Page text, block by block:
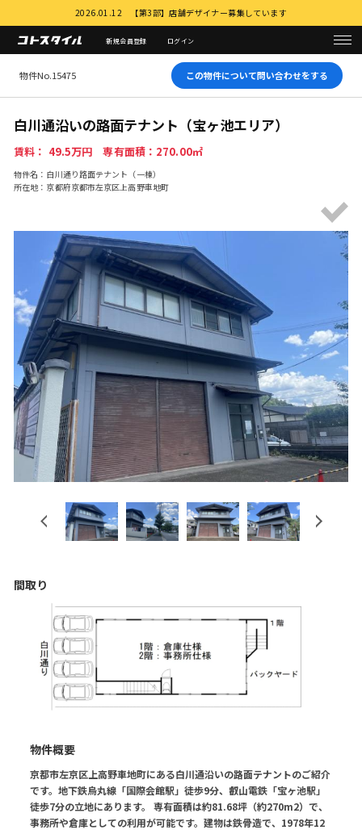
2026.01.12 【第3部】店舗デザイナー募集しています
新規会員登録 ログイン
物件No.15475 この物件について問い合わせをする
白川通沿いの路面テナント（宝ヶ池エリア）
賃料： 49.5万円 専有面積：270.00㎡
物件名：白川通り路面テナント（一棟）
所在地：京都府京都市左京区上高野車地町
Previous
間取り
物件概要
京都市左京区上高野車地町にある白川通沿いの路面テナントのご紹介
です。地下鉄烏丸線「国際会館駅」徒歩9分、叡山電鉄「宝ヶ池駅」
徒歩7分の立地にあります。 専有面積は約81.68坪（約270m2）で、
事務所や倉庫としての利用が可能です。建物は鉄骨造で、1978年12